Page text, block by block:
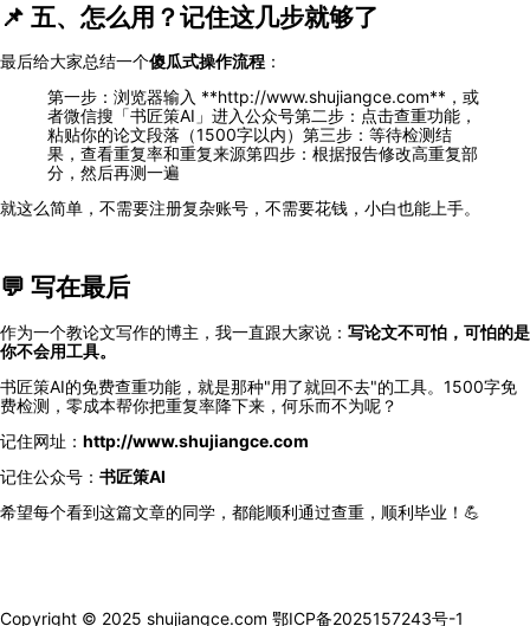
📌 五、怎么用？记住这几步就够了
最后给大家总结一个傻瓜式操作流程 ：
第一步：浏览器输入 **http://www.shujiangce.com**，或
者微信搜「书匠策AI」进入公众号第二步：点击查重功能，
粘贴你的论文段落（1500字以内）第三步：等待检测结
果，查看重复率和重复来源第四步：根据报告修改高重复部
分，然后再测一遍
就这么简单，不需要注册复杂账号，不需要花钱，小白也能上手。
💬 写在最后
作为一个教论文写作的博主，我一直跟大家说： 写论文不可怕，可怕的是
你不会用工具。
书匠策AI的免费查重功能，就是那种"用了就回不去"的工具。1500字免
费检测，零成本帮你把重复率降下来，何乐而不为呢？
记住网址： http://www.shujiangce.com
记住公众号： 书匠策AI
希望每个看到这篇文章的同学，都能顺利通过查重，顺利毕业！💪
Copyright © 2025 shujiangce.com 鄂ICP备2025157243号-1